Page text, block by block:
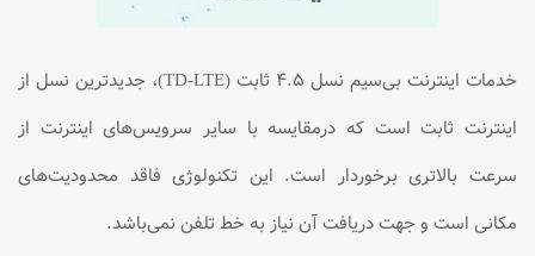
خدمات اینترنت بی‌سیم نسل ۴.۵ ثابت (TD-LTE)، جدیدترین نسل از
اینترنت ثابت است که درمقایسه با سایر سرویس‌های اینترنت از
سرعت بالاتری برخوردار است. این تکنولوژی فاقد محدودیت‌های
مکانی است و جهت دریافت آن نیاز به خط تلفن نمی‌باشد.